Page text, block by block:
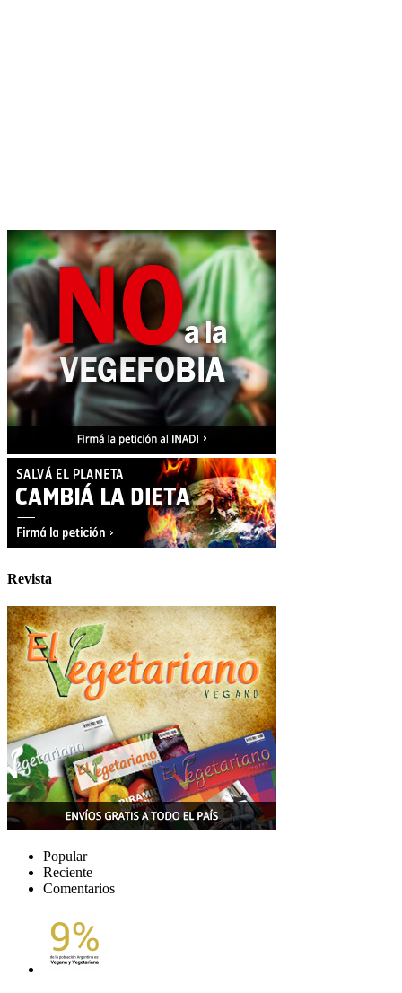
Revista
Popular
Reciente
Comentarios